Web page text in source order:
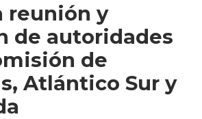
reunión y
de autoridades
de
Atlántico Sur y